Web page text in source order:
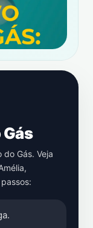
Gás. Veja
,